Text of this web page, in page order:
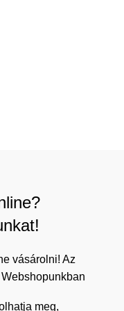
vásárolni! Az
meg,